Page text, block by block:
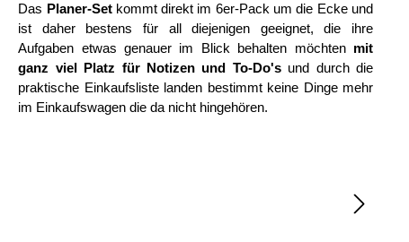
Das Planer-Set kommt direkt im 6er-Pack um die Ecke und
ist daher bestens für all diejenigen geeignet, die ihre
Aufgaben etwas genauer im Blick behalten möchten mit
ganz viel Platz für Notizen und To-Do's und durch die
praktische Einkaufsliste landen bestimmt keine Dinge mehr
im Einkaufswagen die da nicht hingehören.